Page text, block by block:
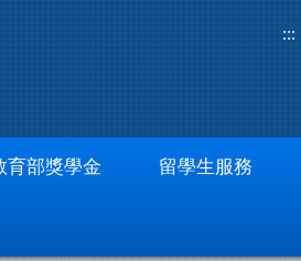
:::
育部獎學金 留學生服務